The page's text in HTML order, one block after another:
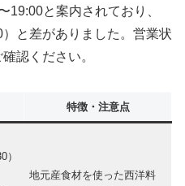
19:00と案内されており、
と差がありました。営業状
認ください。
特徴・注意点
）
地元産食材を使った西洋料